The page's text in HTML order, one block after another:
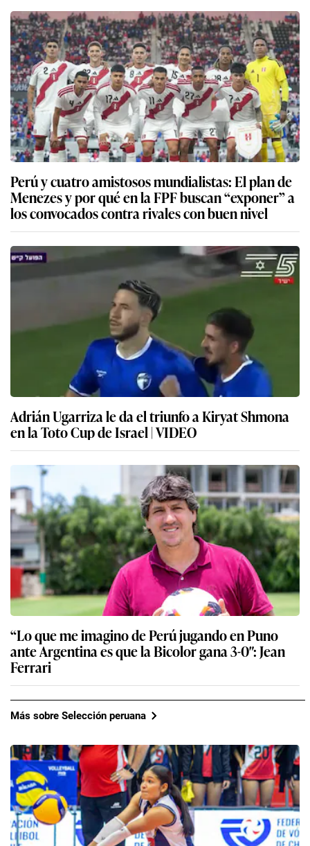
Perú y cuatro amistosos mundialistas: El plan de
Menezes y por qué en la FPF buscan “exponer” a
los convocados contra rivales con buen nivel
Adrián Ugarriza le da el triunfo a Kiryat Shmona
en la Toto Cup de Israel | VIDEO
“Lo que me imagino de Perú jugando en Puno
ante Argentina es que la Bicolor gana 3-0″: Jean
Ferrari
Más sobre Selección peruana